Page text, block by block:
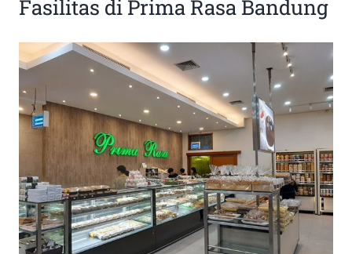
Fasilitas di Prima Rasa Bandung